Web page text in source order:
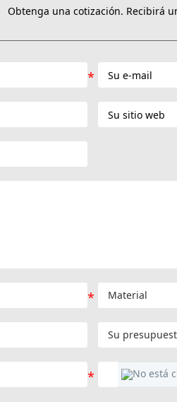
Obtenga una cotización. Recibirá